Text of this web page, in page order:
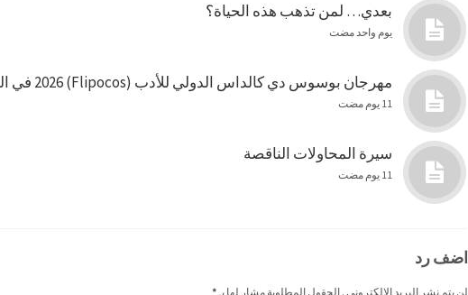
بعدي… لمن تذهب هذه الحياة؟
يوم واحد مضت
مهرجان بوسوس دي كالداس الدولي للأدب (Flipocos) 2026 في البرازيل
11 يوم مضت
سيرة المحاولات الناقصة
11 يوم مضت
اضف رد
لن يتم نشر البريد الإلكتروني . الحقول المطلوبة مشار لها بـ*